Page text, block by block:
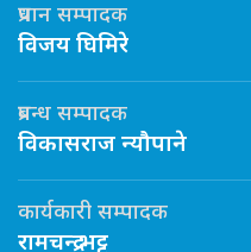
प्रधान सम्पादक
विजय घिमिरे
प्रबन्ध सम्पादक
विकासराज न्यौपाने
कार्यकारी सम्पादक
रामचन्द्र भट्ट